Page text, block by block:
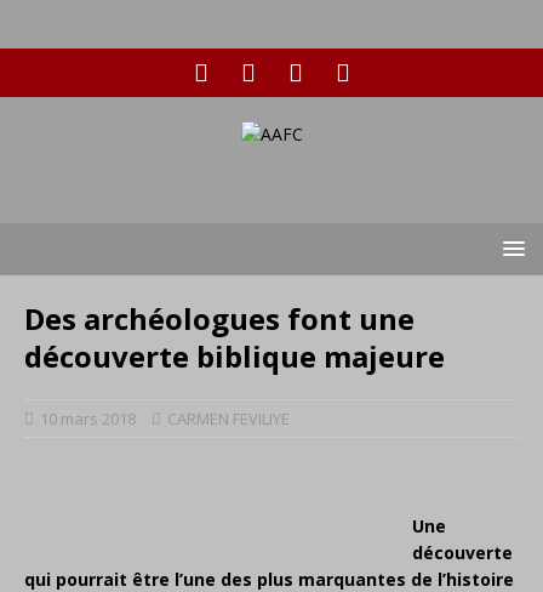
Des archéologues font une
découverte biblique majeure
10 mars 2018 CARMEN FEVILIYE
Une
découverte
qui pourrait être l’une des plus marquantes de l’histoire